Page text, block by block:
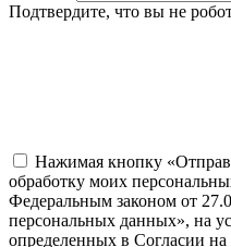
Подтвердите, что вы не
Нажимая кнопку
обработку моих
Федеральным законом от
персональных данных», на
определенных в Согласии